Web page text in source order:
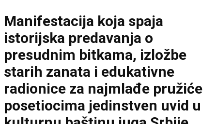
Manifestacija koja spaja
istorijska predavanja o
presudnim bitkama, izložbe
starih zanata i edukativne
radionice za najmlađe pružiće
posetiocima jedinstven uvid u